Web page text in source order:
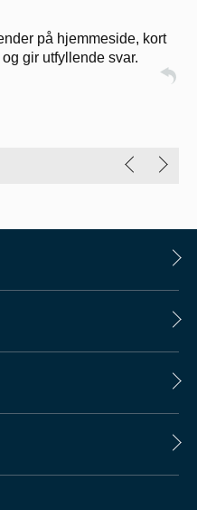
på hjemmeside, kort
gir utfyllende svar.